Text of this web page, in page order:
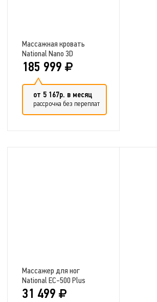
Массажная кровать
National Nano 3D
185 999
от 5 167р. в месяц
рассрочка без переплат
Массажер для ног
National EC-500 Plus
31 499